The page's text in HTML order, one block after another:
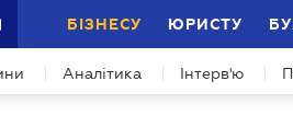
БІЗНЕСУ ЮРИСТУ
Аналітика Інтерв'ю